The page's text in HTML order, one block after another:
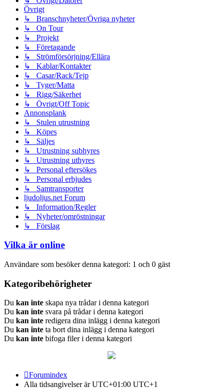
Övrigt
↳ Branschnyheter/Övriga nyheter
↳ On Tour
↳ Projekt
↳ Företagande
↳ Strömförsörjning/Ellära
↳ Kablar/Kontakter
↳ Casar/Rack/Tejp
↳ Tyger/Matta
↳ Rigg/Säkerhet
↳ Övrigt/Off Topic
Annonsplank
↳ Stulen utrustning
↳ Köpes
↳ Säljes
↳ Utrustning subhyres
↳ Utrustning uthyres
↳ Personal eftersökes
↳ Personal erbjudes
↳ Samtransporter
ljudoljus.net Forum
↳ Information/Regler
↳ Nyheter/omröstningar
↳ Förslag
Vilka är online
Användare som besöker denna kategori: 1 och 0 gäst
Kategoribehörigheter
Du kan inte skapa nya trådar i denna kategori
Du kan inte svara på trådar i denna kategori
Du kan inte redigera dina inlägg i denna kategori
Du kan inte ta bort dina inlägg i denna kategori
Du kan inte bifoga filer i denna kategori
Forumindex
Alla tidsangivelser är UTC+01:00 UTC+1